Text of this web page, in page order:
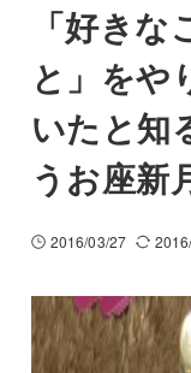
「好き
と」をや
いたと知
うお座新
2016/03/27